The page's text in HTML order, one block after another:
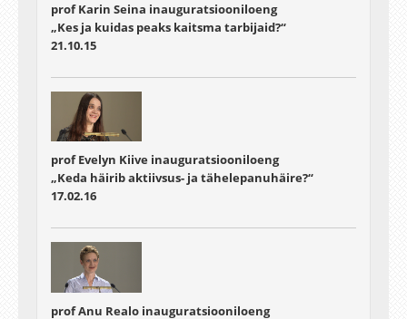
prof Karin Seina inauguratsiooniloeng
„Kes ja kuidas peaks kaitsma tarbijaid?“
21.10.15
prof Evelyn Kiive inauguratsiooniloeng
„Keda häirib aktiivsus- ja tähelepanuhäire?“
17.02.16
prof Anu Realo inauguratsiooniloeng